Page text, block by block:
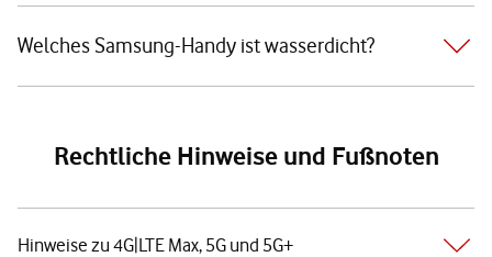
Welches Samsung-Handy ist wasserdicht?
Rechtliche Hinweise und Fußnoten
Hinweise zu 4G|LTE Max, 5G und 5G+